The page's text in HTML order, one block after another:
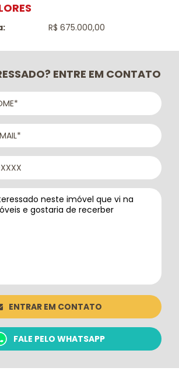
R$ 675.000,00
ENTRE EM CONTATO
ENTRAR EM CONTATO
FALE PELO WHATSAPP